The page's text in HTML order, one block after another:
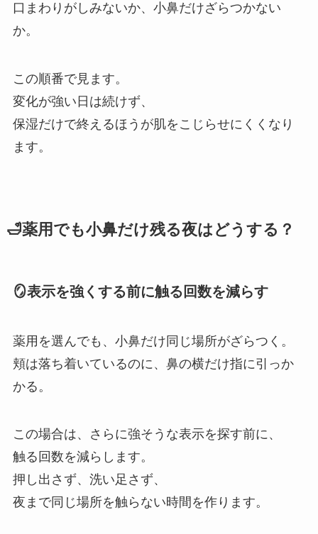
口まわりがしみないか、小鼻だけざらつかない
か。
この順番で見ます。
変化が強い日は続けず、
保湿だけで終えるほうが肌をこじらせにくくなり
ます。
🛁薬用でも小鼻だけ残る夜はどうする？
🪞表示を強くする前に触る回数を減らす
薬用を選んでも、小鼻だけ同じ場所がざらつく。
頬は落ち着いているのに、鼻の横だけ指に引っか
かる。
この場合は、さらに強そうな表示を探す前に、
触る回数を減らします。
押し出さず、洗い足さず、
夜まで同じ場所を触らない時間を作ります。